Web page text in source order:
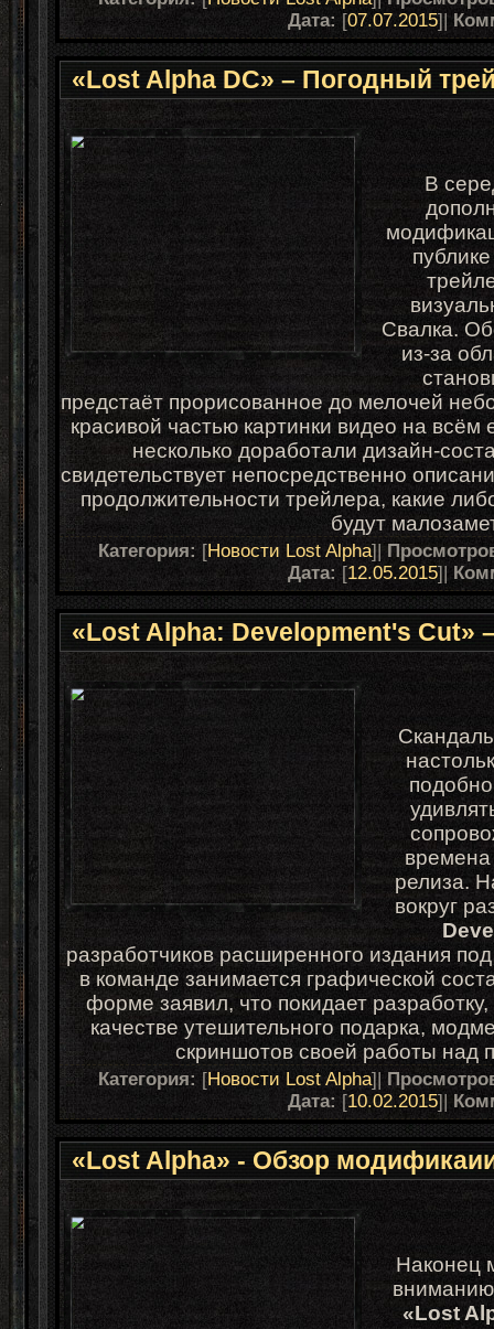
Дата: [07.07.2015]|
«Lost Alpha DC» – Погодный
В
Свалка.
из-за
предстаёт прорисованное до мелочей
красивой частью картинки видео на
несколько доработали дизайн-
свидетельствует непосредственно
продолжительности трейлера, какие
будут
Категория: [Новости Lost Alpha]|
Дата: [12.05.2015]|
«Lost Alpha: Development's Cut»
времена
релиза.
вокруг
разработчиков расширенного издания
в команде занимается графической
форме заявил, что покидает
качестве утешительного подарка,
скриншотов своей работы над
Категория: [Новости Lost Alpha]|
Дата: [10.02.2015]|
«Lost Alpha» - Обзор
Наконец
«Lost